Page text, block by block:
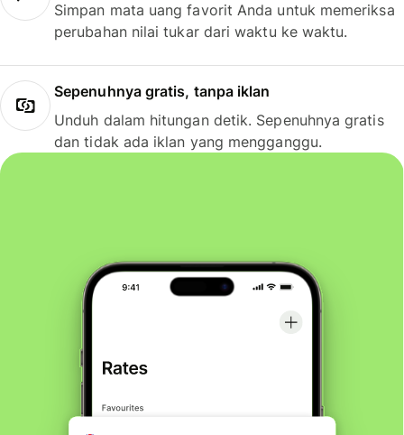
Simpan mata uang favorit Anda untuk memeriksa
perubahan nilai tukar dari waktu ke waktu.
Sepenuhnya gratis, tanpa iklan
Unduh dalam hitungan detik. Sepenuhnya gratis
dan tidak ada iklan yang mengganggu.